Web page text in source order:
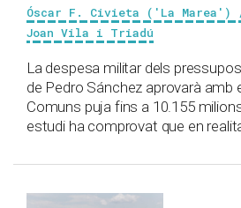
Óscar F. Civieta ('La Marea')
Joan Vila i Triadú
La despesa militar dels
de Pedro Sánchez aprovarà amb
Comuns puja fins a 10.155
estudi ha comprovat que en